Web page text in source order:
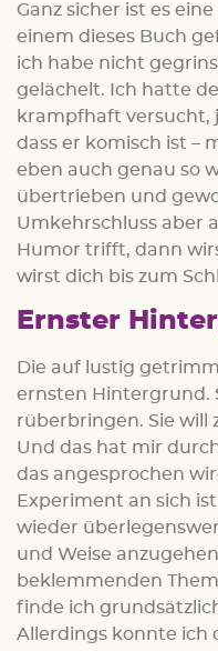
Ganz sicher ist es
einem dieses Buch
ich habe nicht
gelächelt. Ich hatte
krampfhaft versucht,
dass er komisch ist –
eben auch genau so
übertrieben und
Umkehrschluss aber
Humor trifft, dann
wirst dich bis zum
Ernster
Die auf lustig
ernsten Hintergrund.
rüberbringen. Sie will
Und das hat mir
das angesprochen
Experiment an sich
wieder
und Weise
beklemmenden
finde ich
Allerdings konnte ich